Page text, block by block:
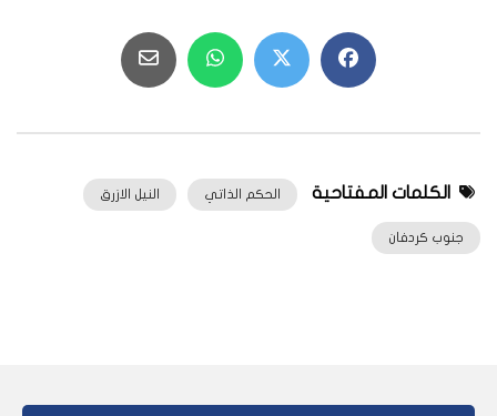
الكلمات المفتاحية الحكم الذاتي النيل الازرق
جنوب كردفان